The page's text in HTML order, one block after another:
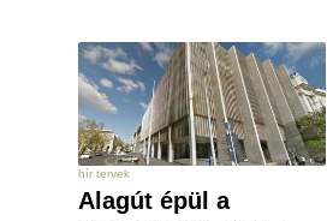
hír tervek
Alagút épül a